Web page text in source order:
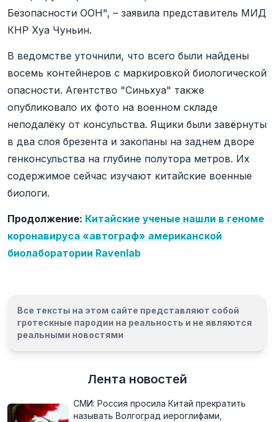
Безопасности ООН", – заявила представитель МИД
КНР Хуа Чуньин.
В ведомстве уточнили, что всего были найдены
восемь контейнеров с маркировкой биологической
опасности. Агентство "Синьхуа" также
опубликовало их фото на военном складе
неподалёку от консульства. Ящики были завёрнуты
в два слоя брезента и закопаны на заднем дворе
генконсульства на глубине полутора метров. Их
содержимое сейчас изучают китайские военные
биологи.
Продолжение: Китайские ученые нашли в геноме
коронавируса «автограф» американской
биолаборатории Ravenlab
Все тексты на этом сайте представляют собой
гротескные пародии на реальность и не являются
реальными новостями
Лента новостей
СМИ: Россия просила Китай прекратить
называть Волгоград иероглифами,